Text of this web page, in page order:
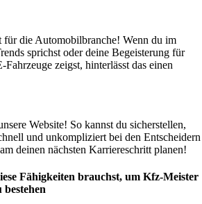
für die Automobilbranche! Wenn du im
sprichst oder deine Begeisterung für
zeigst, hinterlässt das einen
Website! So kannst du sicherstellen,
und unkompliziert bei den Entscheidern
deinen nächsten Karriereschritt planen!
Fähigkeiten brauchst, um Kfz-Meister